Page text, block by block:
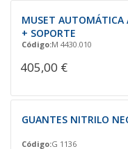
MUSET
+ SOPORTE
Código:M 4430.010
405,00 €
GUANTES NITRILO
Código:G 1136